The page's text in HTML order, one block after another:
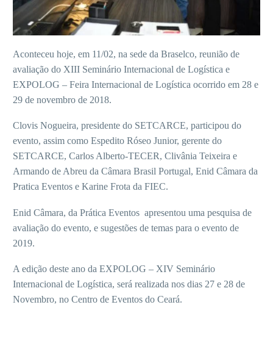
Aconteceu hoje, em 11/02, na sede da Braselco, reunião de
avaliação do XIII Seminário Internacional de Logística e
EXPOLOG – Feira Internacional de Logística ocorrido em 28 e
29 de novembro de 2018.
Clovis Nogueira, presidente do SETCARCE, participou do
evento, assim como Espedito Róseo Junior, gerente do
SETCARCE, Carlos Alberto-TECER, Clivânia Teixeira e
Armando de Abreu da Câmara Brasil Portugal, Enid Câmara da
Pratica Eventos e Karine Frota da FIEC.
Enid Câmara, da Prática Eventos apresentou uma pesquisa de
avaliação do evento, e sugestões de temas para o evento de
2019.
A edição deste ano da EXPOLOG – XIV Seminário
Internacional de Logística, será realizada nos dias 27 e 28 de
Novembro, no Centro de Eventos do Ceará.